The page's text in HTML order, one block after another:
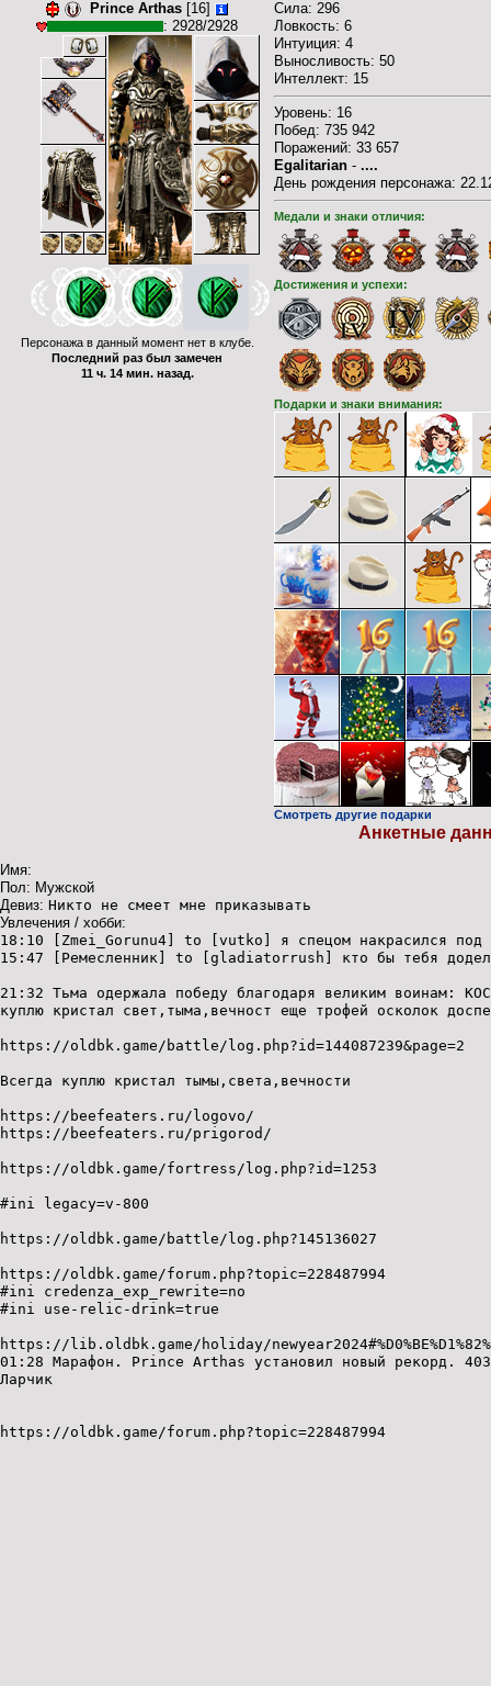
Prince Arthas [16]
: 2928/2928
Персонажа в данный момент нет в клубе.
Последний раз был замечен
11 ч. 14 мин. назад.
Cила: 296
Ловкость: 6
Интуиция: 4
Выносливость: 50
Интеллект: 15
Уровень: 16
Побед: 735 942
Поражений: 33 657
Egalitarian - ....
День рождения персонажа:
Медали и знаки отличия:
Достижения и успехи:
Подарки и знаки внимания:
Смотреть другие подарки
Анкетные
Имя:
Пол: Мужской
Девиз: Никто не смеет мне приказывать
Увлечения / хобби:
18:10 [Zmei_Gorunu4] to [vutko] я спецом накрасился под
15:47 [Ремесленник] to [gladiatorrush] кто бы тебя
21:32 Тьма одержала победу благодаря великим воинам:
куплю кристал свет,тыма,вечност еще трофей осколок
https://oldbk.game/battle/log.php?id=144087239&page=2
Всегда куплю кристал тымы,света,вечности
https://beefeaters.ru/logovo/
https://beefeaters.ru/prigorod/
https://oldbk.game/fortress/log.php?id=1253
#ini legacy=v-800
https://oldbk.game/battle/log.php?145136027
https://oldbk.game/forum.php?topic=228487994
#ini credenza_exp_rewrite=no
#ini use-relic-drink=true
https://lib.oldbk.game/holiday/
01:28 Марафон. Prince Arthas установил новый рекорд.
Ларчик
https://oldbk.game/forum.php?topic=228487994